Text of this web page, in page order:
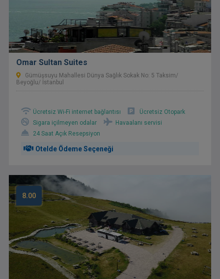
Omar Sultan Suites
Gümüşsuyu Mahallesi Dünya Sağlık Sokak No: 5 Taksim/
Beyoğlu/ İstanbul
Ücretsiz Wi-Fi internet bağlantısı
Ücretsiz Otopark
Sigara içilmeyen odalar
Havaalanı servisi
24 Saat Açık Resepsiyon
Otelde Ödeme Seçeneği
8.00